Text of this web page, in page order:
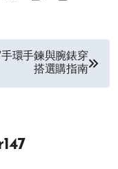
手環手鍊與腕錶穿
搭選購指南